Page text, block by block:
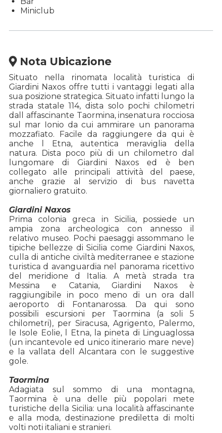
Miniclub
Nota Ubicazione
Situato nella rinomata località turistica di
Giardini Naxos offre tutti i vantaggi legati alla
sua posizione strategica. Situato infatti lungo la
strada statale 114, dista solo pochi chilometri
dall affascinante Taormina, insenatura rocciosa
sul mar Ionio da cui ammirare un panorama
mozzafiato. Facile da raggiungere da qui è
anche l Etna, autentica meraviglia della
natura. Dista poco più di un chilometro dal
lungomare di Giardini Naxos ed è ben
collegato alle principali attività del paese,
anche grazie al servizio di bus navetta
giornaliero gratuito.
Giardini Naxos
Prima colonia greca in Sicilia, possiede un
ampia zona archeologica con annesso il
relativo museo. Pochi paesaggi assommano le
tipiche bellezze di Sicilia come Giardini Naxos,
culla di antiche civiltà mediterranee e stazione
turistica d avanguardia nel panorama ricettivo
del meridione d Italia. A metà strada tra
Messina e Catania, Giardini Naxos è
raggiungibile in poco meno di un ora dall
aeroporto di Fontanarossa. Da qui sono
possibili escursioni per Taormina (a soli 5
chilometri), per Siracusa, Agrigento, Palermo,
le Isole Eolie, l Etna, la pineta di Linguaglossa
(un incantevole ed unico itinerario mare neve)
e la vallata dell Alcantara con le suggestive
gole.
Taormina
Adagiata sul sommo di una montagna,
Taormina è una delle più popolari mete
turistiche della Sicilia: una località affascinante
e alla moda, destinazione prediletta di molti
volti noti italiani e stranieri.